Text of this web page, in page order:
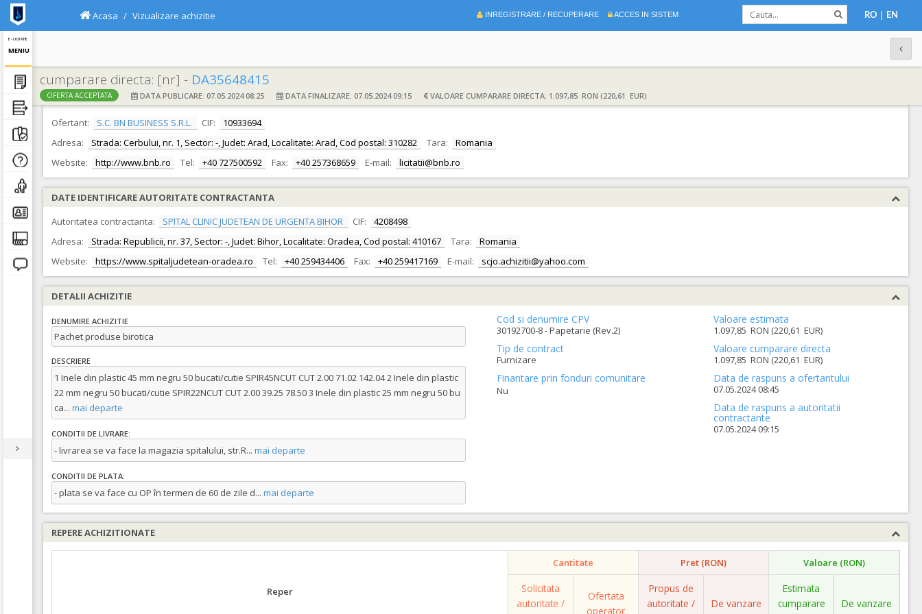
E - LICITATIE
MENIU
INREGISTRARE / RECUPERARE ACCES IN SISTEM RO | EN
Acasa Vizualizare achizitie
cumparare directa: [nr] - DA35648415
OFERTA ACCEPTATA DATA PUBLICARE: 07.05.2024 08:25 DATA FINALIZARE: 07.05.2024 09:15 VALOARE CUMPARARE DIRECTA: 1.097,85 RON (220,61 EUR)
DATE IDENTIFICARE OFERTANT
Ofertant:
S.C. BN BUSINESS S.R.L. CIF:
10933694
Adresa:
Strada: Cerbului, nr. 1, Sector: -, Judet: Arad, Localitate: Arad, Cod postal: 310282 Tara:
Romania
Website:
http://www.bnb.ro Tel: +40 727500592 Fax: +40 257368659 E-mail: licitatii@bnb.ro
DATE IDENTIFICARE AUTORITATE CONTRACTANTA
Autoritatea contractanta:
SPITAL CLINIC JUDETEAN DE URGENTA BIHOR CIF:
4208498
Adresa:
Strada: Republicii, nr. 37, Sector: -, Judet: Bihor, Localitate: Oradea, Cod postal: 410167 Tara:
Romania
Website:
https://www.spitaljudetean-oradea.ro Tel: +40 259434406 Fax: +40 259417169 E-mail: scjo.achizitii@yahoo.com
DETALII ACHIZITIE
DENUMIRE ACHIZITIE
Pachet produse birotica
DESCRIERE
1 Inele din plastic 45 mm negru 50 bucati/cutie SPIR45NCUT CUT 2.00 71.02 142.04 2 Inele din plastic
22 mm negru 50 bucati/cutie SPIR22NCUT CUT 2.00 39.25 78.50 3 Inele din plastic 25 mm negru 50 bu
ca... mai departe
CONDITII DE LIVRARE:
- livrarea se va face la magazia spitalului, str.R... mai departe
CONDITII DE PLATA:
- plata se va face cu OP în termen de 60 de zile d... mai departe
Cod si denumire CPV
30192700-8 - Papetarie (Rev.2)
Tip de contract
Furnizare
Finantare prin fonduri comunitare
Nu
Valoare estimata
1.097,85 RON (220,61 EUR)
Valoare cumparare directa
1.097,85 RON (220,61 EUR)
Data de raspuns a ofertantului
07.05.2024 08:45
Data de raspuns a autoritatii
contractante
07.05.2024 09:15
REPERE ACHIZITIONATE
Reper
Cantitate Pret (RON) Valoare (RON)
Solicitata
autoritate /
Ofertata
operator
Propus de
autoritate /
De vanzare
Estimata
cumparare
De vanzare